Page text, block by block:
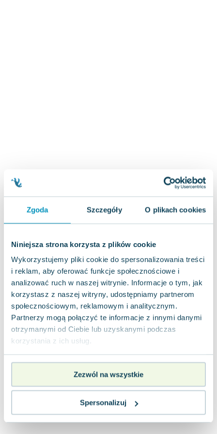
Zgoda Szczegóły O plikach cookies
Niniejsza strona korzysta z plików cookie
Wykorzystujemy pliki cookie do spersonalizowania treści
i reklam, aby oferować funkcje społecznościowe i
analizować ruch w naszej witrynie. Informacje o tym, jak
korzystasz z naszej witryny, udostępniamy partnerom
społecznościowym, reklamowym i analitycznym.
Partnerzy mogą połączyć te informacje z innymi danymi
otrzymanymi od Ciebie lub uzyskanymi podczas
korzystania z ich usług.
Zezwól na wszystkie
Spersonalizuj
Michael Scott
Piotr Semka
Jarosław Iwaszkiewicz
Joseph Murphy
Aleksander Puszkin
Oscar Wilde
Małgorzata Ohme
Maddie Ziegler
Leszek Czarnecki
Joanna Racewicz
Maria Seweryn
Janina Zającówna
Anna Prus (oprac.)
Nela Mała Reporterka
Agnieszka Maciąg
Terry Pratchett